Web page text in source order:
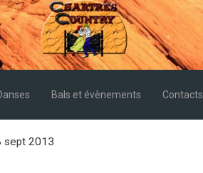
Bals et évènements Contacts
sept 2013